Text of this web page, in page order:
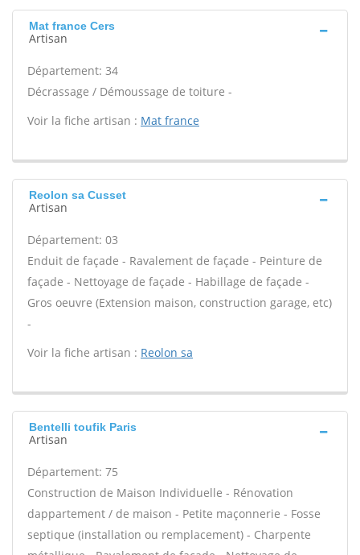
Mat france Cers
Artisan
Département: 34
Décrassage / Démoussage de toiture -
Voir la fiche artisan : Mat france
Reolon sa Cusset
Artisan
Département: 03
Enduit de façade - Ravalement de façade - Peinture de
façade - Nettoyage de façade - Habillage de façade -
Gros oeuvre (Extension maison, construction garage, etc)
-
Voir la fiche artisan : Reolon sa
Bentelli toufik Paris
Artisan
Département: 75
Construction de Maison Individuelle - Rénovation
dappartement / de maison - Petite maçonnerie - Fosse
septique (installation ou remplacement) - Charpente